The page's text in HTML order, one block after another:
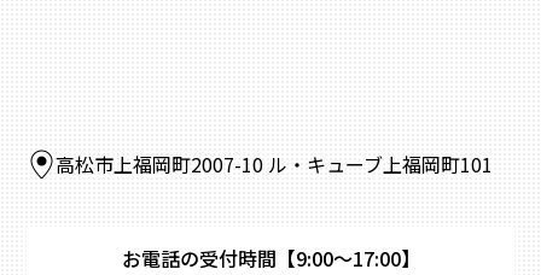
高松市上福岡町2007-10 ル・キューブ上福岡町101
お電話の受付時間 【9:00～17:00】